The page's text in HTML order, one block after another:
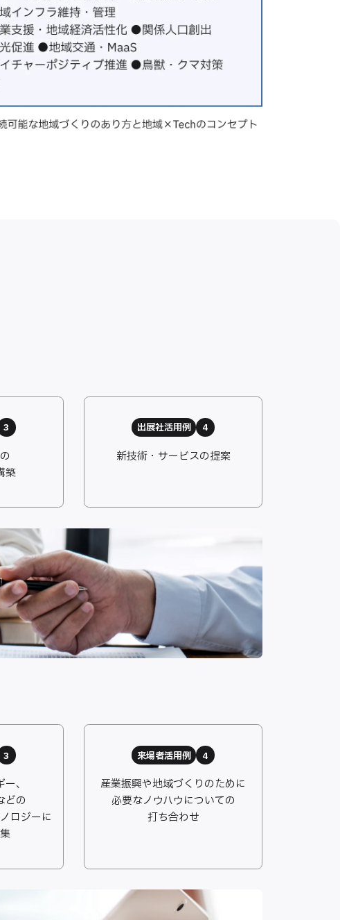
3
築
出展社活用例 4
新技術・サービスの提案
3
、
どの
ロジーに
来場者活用例 4
産業振興や地域づくりのために
必要なノウハウについての
打ち合わせ